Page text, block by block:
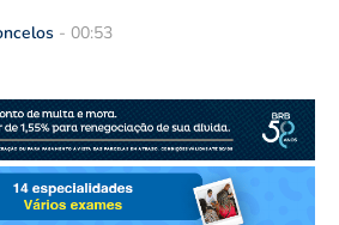
- 00:53